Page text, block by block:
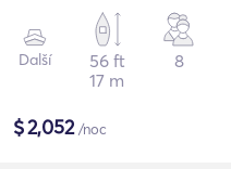
Další
56 ft
17 m
8
$2,052/noc